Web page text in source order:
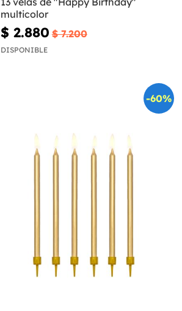
multicolor
$ 2.880 $ 7.200
DISPONIBLE
-60%